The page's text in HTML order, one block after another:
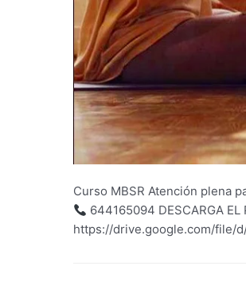
Curso MBSR Atención plena
644165094 DESCARGA EL
https://drive.google.com/file/d/